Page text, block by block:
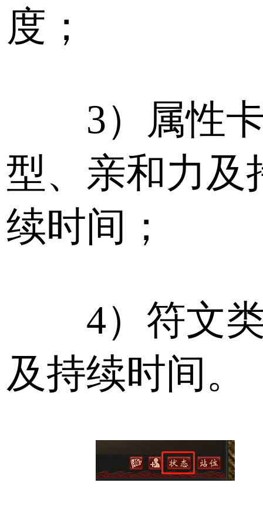
度；
3）属性
型、亲和力及
续时间；
4）符文
及持续时间。